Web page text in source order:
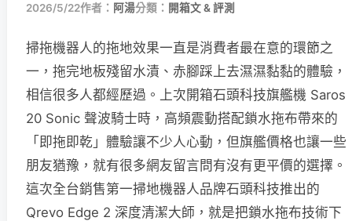
2026/5/22作者： 阿湯分類： 開箱文 & 評測
掃拖機器人的拖地效果一直是消費者最在意的環節之
一，拖完地板殘留水漬、赤腳踩上去濕濕黏黏的體驗，
相信很多人都經歷過。上次開箱石頭科技旗艦機 Saros
20 Sonic 聲波騎士時，高頻震動搭配鎖水拖布帶來的
「即拖即乾」體驗讓不少人心動，但旗艦價格也讓一些
朋友猶豫，就有很多網友留言問有沒有更平價的選擇。
這次全台銷售第一掃地機器人品牌石頭科技推出的
Qrevo Edge 2 深度清潔大師，就是把鎖水拖布技術下